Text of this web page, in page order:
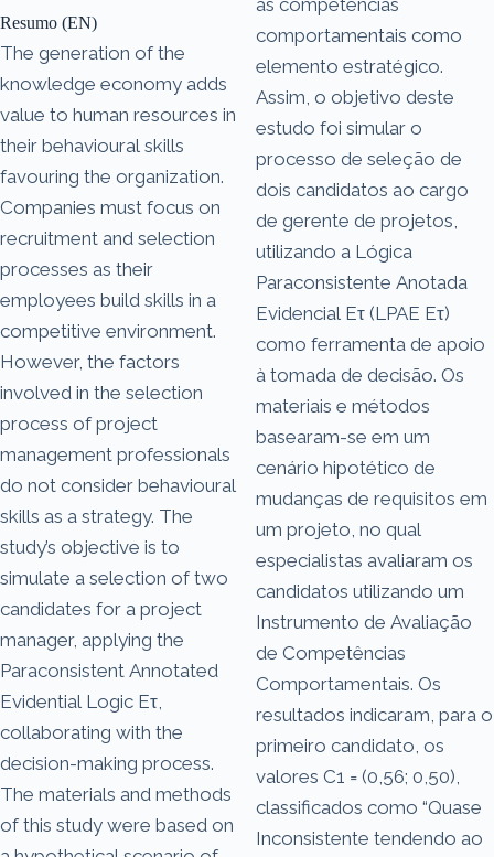
Resumo (EN)
The generation of the
knowledge economy adds
value to human resources in
their behavioural skills
favouring the organization.
Companies must focus on
recruitment and selection
processes as their
employees build skills in a
competitive environment.
However, the factors
involved in the selection
process of project
management professionals
do not consider behavioural
skills as a strategy. The
study’s objective is to
simulate a selection of two
candidates for a project
manager, applying the
Paraconsistent Annotated
Evidential Logic Eτ,
collaborating with the
decision-making process.
The materials and methods
of this study were based on
comportamentais como
elemento estratégico.
Assim, o objetivo deste
estudo foi simular o
processo de seleção de
dois candidatos ao cargo
de gerente de projetos,
utilizando a Lógica
Paraconsistente Anotada
Evidencial Eτ (LPAE Eτ)
como ferramenta de apoio
à tomada de decisão. Os
materiais e métodos
basearam-se em um
cenário hipotético de
mudanças de requisitos em
um projeto, no qual
especialistas avaliaram os
candidatos utilizando um
Instrumento de Avaliação
de Competências
Comportamentais. Os
resultados indicaram, para o
primeiro candidato, os
valores C1 = (0,56; 0,50),
classificados como “Quase
Inconsistente tendendo ao